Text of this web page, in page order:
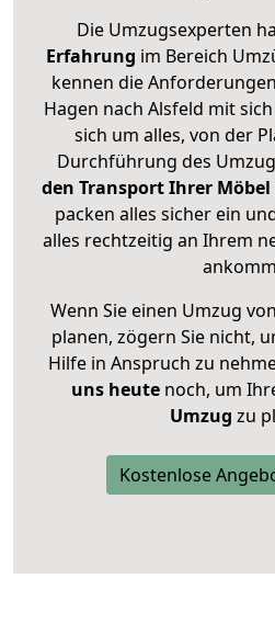
Die Umzugsexperten
Erfahrung im Bereich
kennen die
Hagen nach Alsfeld mit
sich um alles, von der
Durchführung des
den Transport Ihrer
packen alles sicher ein
alles rechtzeitig an Ihrem
Wenn Sie einen Umzug
planen, zögern Sie nicht,
Hilfe in Anspruch zu
uns heutenoch, um
Umzug zu
Kostenlose